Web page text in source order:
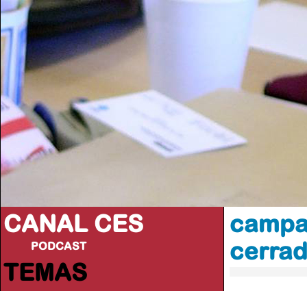
CANAL CES
PODCAST
TEMAS